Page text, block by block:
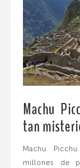
Machu
tan
Machu
millones de